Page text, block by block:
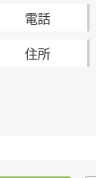
電話
住所